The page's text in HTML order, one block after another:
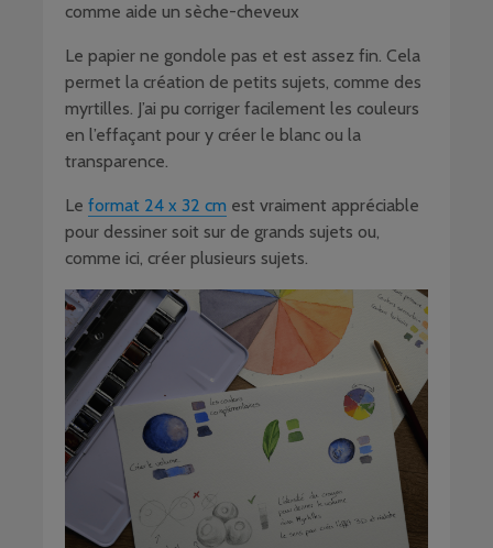
comme aide un sèche-cheveux
Le papier ne gondole pas et est assez fin. Cela
permet la création de petits sujets, comme des
myrtilles. J’ai pu corriger facilement les couleurs
en l’effaçant pour y créer le blanc ou la
transparence.
Le format 24 x 32 cm est vraiment appréciable
pour dessiner soit sur de grands sujets ou,
comme ici, créer plusieurs sujets.